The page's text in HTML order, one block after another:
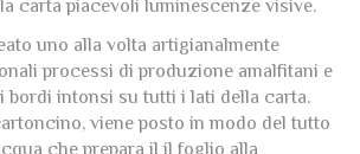
carta piacevoli luminescenze visive.
uno alla volta artigianalmente
processi di produzione amalfitani e
bordi intonsi su tutti i lati della carta.
viene posto in modo del tutto